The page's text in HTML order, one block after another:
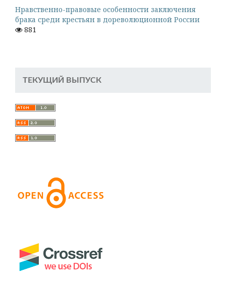
Нравственно-правовые особенности заключения
брака среди крестьян в дореволюционной России
881
ТЕКУЩИЙ ВЫПУСК